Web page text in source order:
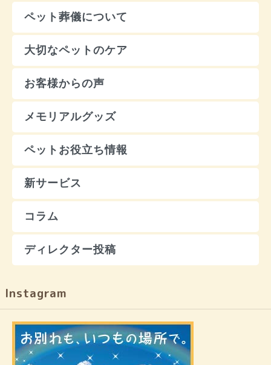
ペット葬儀について
大切なペットのケア
お客様からの声
メモリアルグッズ
ペットお役立ち情報
新サービス
コラム
ディレクター投稿
Instagram